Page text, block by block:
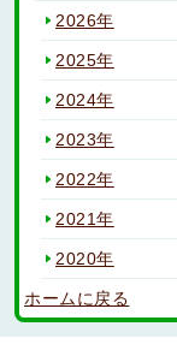
2026年
2025年
2024年
2023年
2022年
2021年
2020年
ホームに戻る